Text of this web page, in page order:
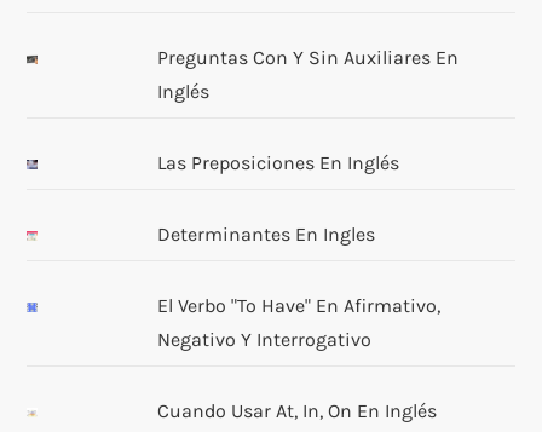
Preguntas Con Y Sin Auxiliares En
Inglés
Las Preposiciones En Inglés
Determinantes En Ingles
El Verbo "to Have" En Afirmativo,
Negativo Y Interrogativo
Cuando Usar At, In, On En Inglés